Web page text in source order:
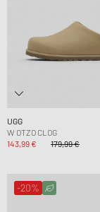
UGG
W OTZO CLOG
143,99 €
179,99 €
-20%